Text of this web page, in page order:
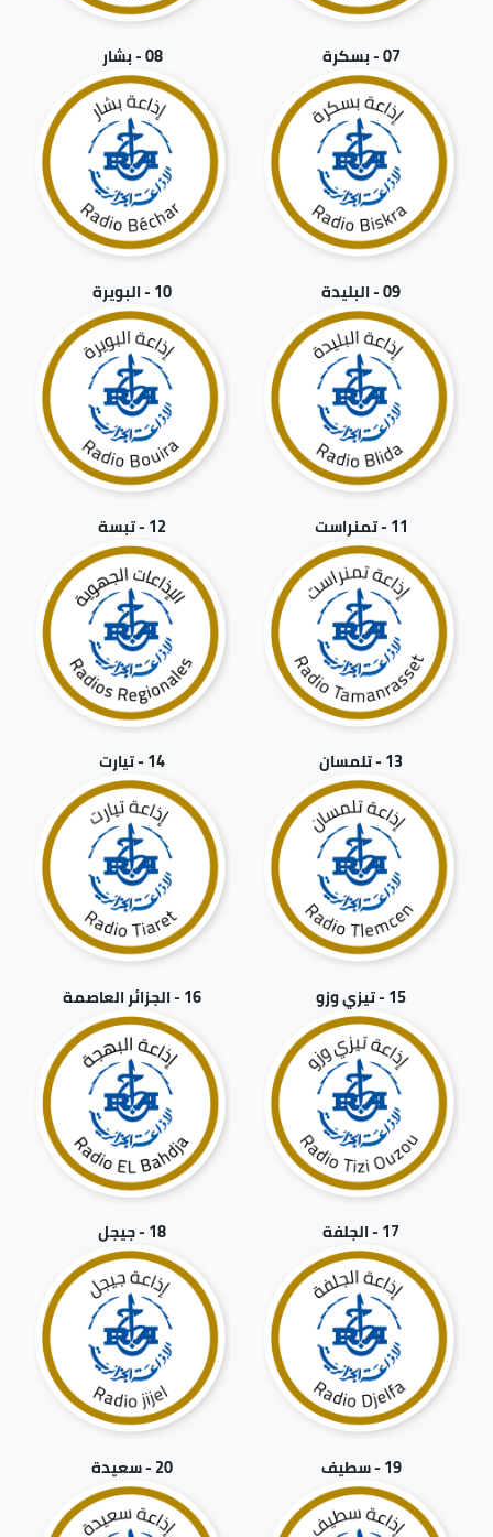
07 - بسكرة 08 - بشار
09 - البليدة 10 - البويرة
11 - تمنراست 12 - تبسة
13 - تلمسان 14 - تيارت
15 - تيزي وزو 16 - الجزائر العاصمة
17 - الجلفة 18 - جيجل
19 - سطيف 20 - سعيدة